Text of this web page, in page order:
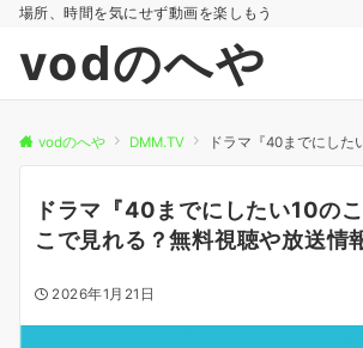
場所、時間を気にせず動画を楽しもう
vodのへや
vodのへや DMM.TV ドラマ『40までにしたい10のこと』配信は
ドラマ『40までにしたい10の
こで見れる？無料視聴や放送情
2026年1月21日